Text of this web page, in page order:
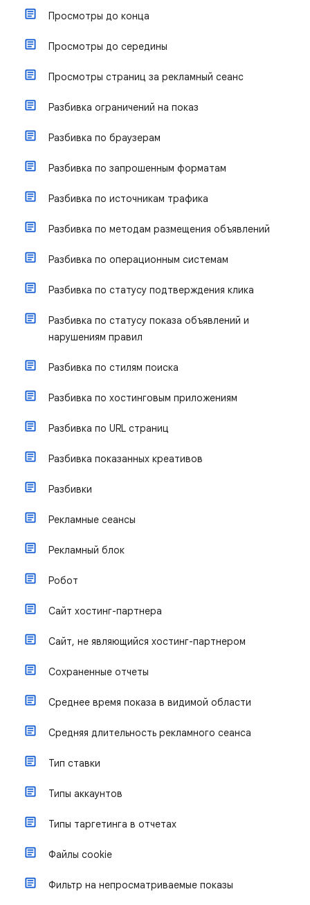
Просмотры до конца
Просмотры до середины
Просмотры страниц за рекламный сеанс
Разбивка ограничений на показ
Разбивка по браузерам
Разбивка по запрошенным форматам
Разбивка по источникам трафика
Разбивка по методам размещения объявлений
Разбивка по операционным системам
Разбивка по статусу подтверждения клика
Разбивка по статусу показа объявлений и
нарушениям правил
Разбивка по стилям поиска
Разбивка по хостинговым приложениям
Разбивка по URL страниц
Разбивка показанных креативов
Разбивки
Рекламные сеансы
Рекламный блок
Робот
Сайт хостинг-партнера
Сайт, не являющийся хостинг-партнером
Сохраненные отчеты
Среднее время показа в видимой области
Средняя длительность рекламного сеанса
Тип ставки
Типы аккаунтов
Типы таргетинга в отчетах
Файлы cookie
Фильтр на непросматриваемые показы